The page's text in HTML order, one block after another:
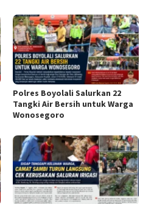
Polres Boyolali Salurkan 22
Tangki Air Bersih untuk Warga
Wonosegoro